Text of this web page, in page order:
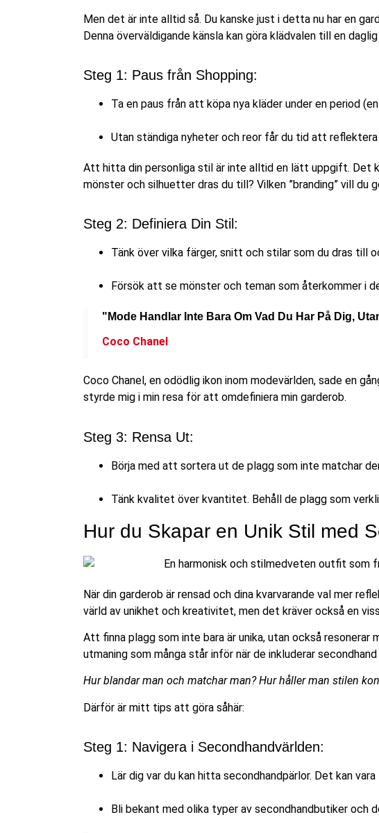
Men det är inte alltid så. Du kanske just i detta nu har en
Denna överväldigande känsla kan göra klädvalen till en
Steg 1: Paus från Shopping:
Ta en paus från att köpa nya kläder under en period
Utan ständiga nyheter och reor får du tid att
Att hitta din personliga stil är inte alltid en lätt uppgift. Det
mönster och silhuetter dras du till? Vilken ”branding” vill du
Steg 2: Definiera Din Stil:
Tänk över vilka färger, snitt och stilar som du dras till
Försök att se mönster och teman som återkommer i
"Mode Handlar Inte Bara Om Vad Du Har På Dig,
Coco Chanel
Coco Chanel, en odödlig ikon inom modevärlden, sade en
styrde mig i min resa för att omdefiniera min garderob.
Steg 3: Rensa Ut:
Börja med att sortera ut de plagg som inte matchar
Tänk kvalitet över kvantitet. Behåll de plagg som
Hur du Skapar en Unik Stil med
När din garderob är rensad och dina kvarvarande val mer
värld av unikhet och kreativitet, men det kräver också en
Att finna plagg som inte bara är unika, utan också resonerar
utmaning som många står inför när de inkluderar
Hur blandar man och matchar man?Hur håller man stilen
Därför är mitt tips att göra såhär:
Steg 1: Navigera i Secondhandvärlden:
Lär dig var du kan hitta secondhandpärlor. Det kan
Bli bekant med olika typer av secondhandbutiker och